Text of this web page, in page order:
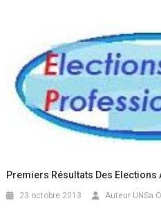
Premiers Résultats Des Elections
23 octobre 2013 Auteur UNSa